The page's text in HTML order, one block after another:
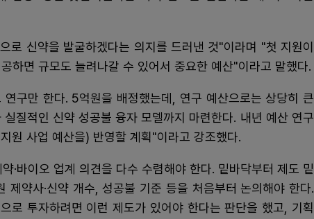
로 신약을 발굴하겠다는 의지를 드러낸 것"이라며 "첫 지원이
하면 규모도 늘려나갈 수 있어서 중요한 예산"이라고 말했다.
구만 한다. 5억원을 배정했는데, 연구 예산으로는 상당히 큰
질적인 신약 성공불 융자 모델까지 마련한다. 내년 예산 연구
원 사업 예산을) 반영할 계획"이라고 강조했다.
·바이오 업계 의견을 다수 수렴해야 한다. 밑바닥부터 제도 밑
제약사·신약 개수, 성공불 기준 등을 처음부터 논의해야 한다.
로 투자하려면 이런 제도가 있어야 한다는 판단을 했고, 기획